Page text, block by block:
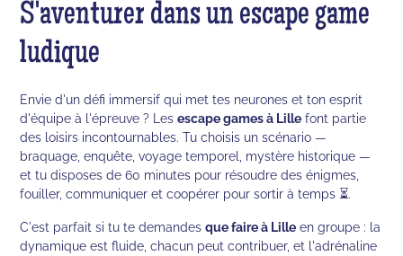
S'aventurer dans un escape game
ludique
Envie d'un défi immersif qui met tes neurones et ton esprit
d'équipe à l'épreuve ? Lesescape games à Lille font partie
des loisirs incontournables. Tu choisis un scénario —
braquage, enquête, voyage temporel, mystère historique —
et tu disposes de 60 minutes pour résoudre des énigmes,
fouiller, communiquer et coopérer pour sortir à temps ⏳.
C'est parfait si tu te demandesque faire à Lille en groupe : la
dynamique est fluide, chacun peut contribuer, et l'adrénaline